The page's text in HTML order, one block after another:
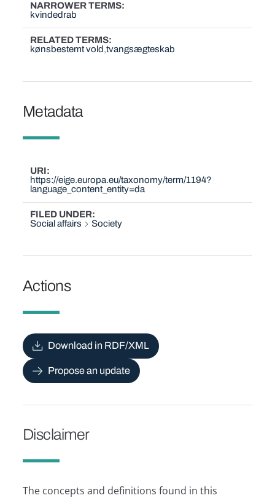
NARROWER TERMS
kvindedrab
RELATED TERMS
kønsbestemt vold tvangsægteskab
Metadata
URI
https://eige.europa.eu/taxonomy/term/1194?
language_content_entity=da
FILED UNDER
Social affairs
Society
Actions
Download in RDF/XML
Propose an update
Disclaimer
The concepts and definitions found in this